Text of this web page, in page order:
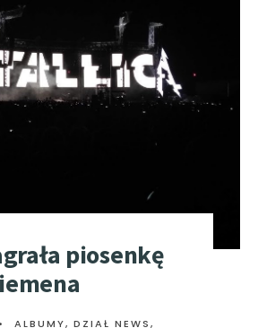
piosenkę
• ALBUMY, DZIAŁ NEWS,